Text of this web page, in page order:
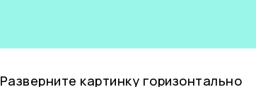
Разверните картинку горизонтально